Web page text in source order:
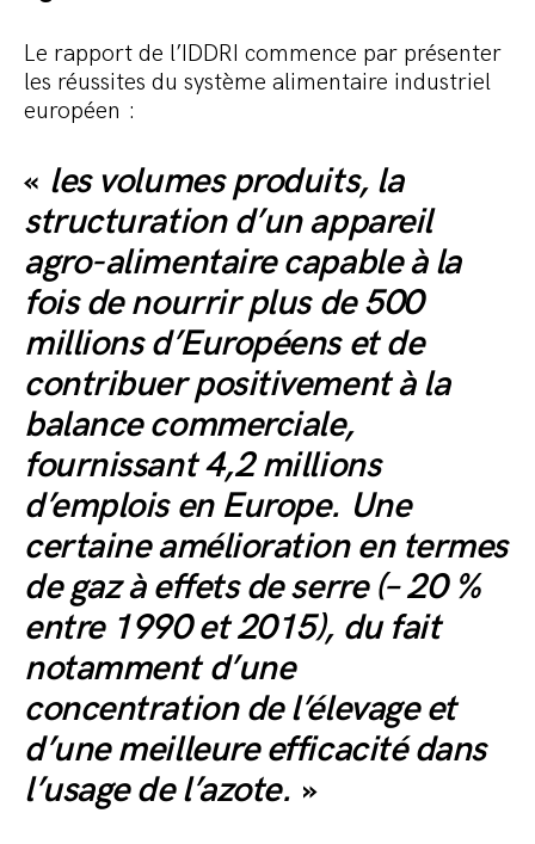
Le rapport de l’IDDRI commence par présenter
les réussites du système alimentaire industriel
européen :
« les volumes produits, la
structuration d’un appareil
agro-alimentaire capable à la
fois de nourrir plus de 500
millions d’Européens et de
contribuer positivement à la
balance commerciale,
fournissant 4,2 millions
d’emplois en Europe. Une
certaine amélioration en termes
de gaz à effets de serre (– 20 %
entre 1990 et 2015), du fait
notamment d’une
concentration de l’élevage et
d’une meilleure efficacité dans
l’usage de l’azote. »